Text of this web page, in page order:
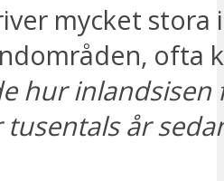
mycket stora
ofta
hur inlandsisen
år